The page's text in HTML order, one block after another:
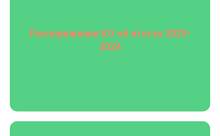
Распоряжение КО об итогах 2023-
2024